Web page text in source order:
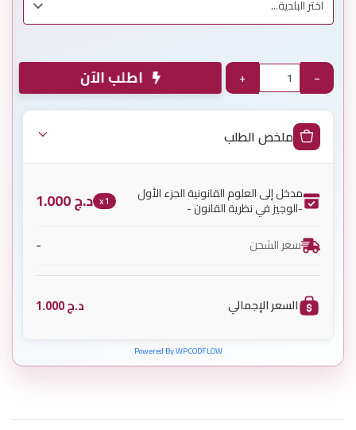
−
+ اطلب الآن
ملخص الطلب
مدخل إلى العلوم القانونية الجزء الأول
-الوجيز في نظرية القانون - x1 د.ج
سعر الشحن -
السعر الإجمالي د.ج
Powered By WPCODFLOW